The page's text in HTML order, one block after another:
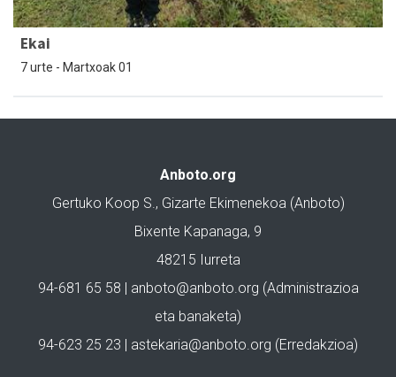
Ekai
7 urte - Martxoak 01
Anboto.org
Gertuko Koop S., Gizarte Ekimenekoa (Anboto)
Bixente Kapanaga, 9
48215 Iurreta
94-681 65 58 | anboto@anboto.org (Administrazioa
eta banaketa)
94-623 25 23 | astekaria@anboto.org (Erredakzioa)